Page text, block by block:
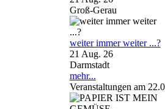
Groß-Gerau
weiter immer weiter ...?
21 Aug. 26
Darmstadt
mehr...
Veranstaltungen am